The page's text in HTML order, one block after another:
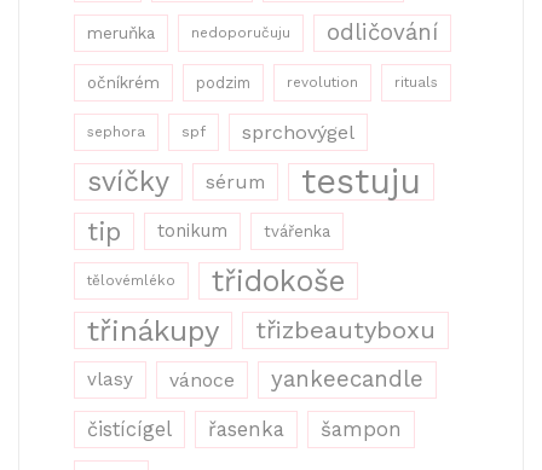
meruňka nedoporučuju odličování
očníkrém podzim revolution rituals
sephora spf sprchovýgel
svíčky sérum testuju
tip tonikum tvářenka
tělovémléko
třidokoše
třinákupy
třizbeautyboxu
vlasy vánoce yankeecandle
čistícígel řasenka šampon